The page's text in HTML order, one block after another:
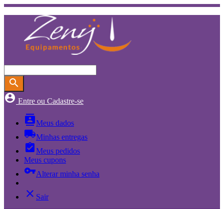
search
account_circle Entre ou Cadastre-se
contactsMeus dados
local_shippingMinhas entregas
assignment_turned_inMeus pedidos
Meus cupons
vpn_keyAlterar minha senha
close Sair